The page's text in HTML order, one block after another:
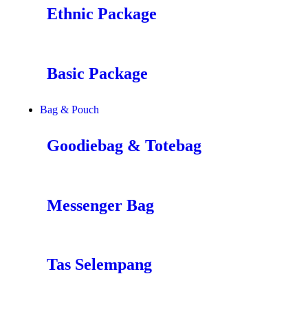
Ethnic Package
Basic Package
Bag & Pouch
Goodiebag & Totebag
Messenger Bag
Tas Selempang